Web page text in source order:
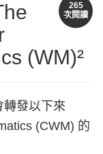
265
次閱讀
(WM)²
發以下來
(CWM) 的